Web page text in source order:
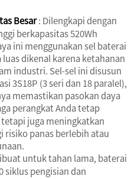
Besar: Dilengkapi dengan
berkapasitas 520Wh
ini menggunakan sel baterai
dikenal karena ketahanan
industri. Sel-sel ini disusun
3S18P (3 seri dan 18 paralel),
memastikan pasokan daya
perangkat Anda tetap
juga meningkatkan
panas berlebih atau
untuk tahan lama, baterai
siklus pengisian dan